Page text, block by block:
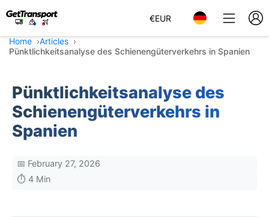
€EUR
Home
Articles
Pünktlichkeitsanalyse des Schienengüterverkehrs in Spanien
Pünktlichkeitsanalyse des
Schienengüterverkehrs in
Spanien
📅 February 27, 2026
⏱️ 4 Min